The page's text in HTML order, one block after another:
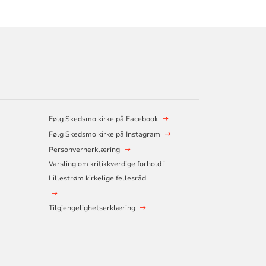
Følg Skedsmo kirke på Facebook
Følg Skedsmo kirke på Instagram
Personvernerklæring
Varsling om kritikkverdige forhold i
Lillestrøm kirkelige fellesråd
Tilgjengelighetserklæring